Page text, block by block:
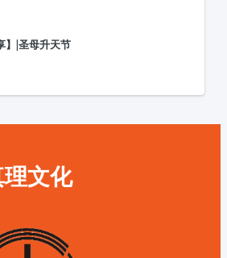
】|圣母升天节
文化